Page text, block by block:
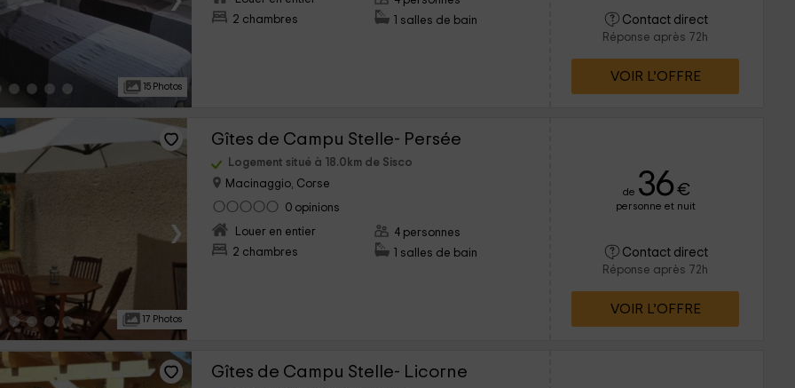
15 Photos
2 chambres
1 salles de bain
Contact direct
Réponse après 72h
VOIR L’OFFRE
›
17 Photos
Gîtes de Campu Stelle- Persée
Logement situé à 18.0km de Sisco
Macinaggio, Corse
0 opinions
Louer en entier
2 chambres
4 personnes
1 salles de bain
de 36 €
personne et nuit
Contact direct
Réponse après 72h
VOIR L’OFFRE
Gîtes de Campu Stelle- Licorne